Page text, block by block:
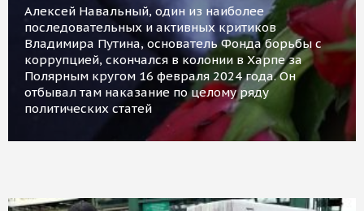
Алексей Навальный, один из наиболее
последовательных и активных критиков
Владимира Путина, основатель Фонда борьбы с
коррупцией, скончался в колонии в Харпе за
Полярным кругом 16 февраля 2024 года. Он
отбывал там наказание по целому ряду
политических статей